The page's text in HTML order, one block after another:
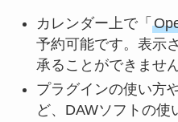
カレンダー上で「
予約可能です。表示
承ることができません
プラグインの使い方
ど、DAWソフトの使